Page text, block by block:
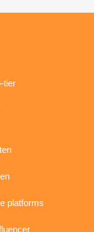
tier
platforms